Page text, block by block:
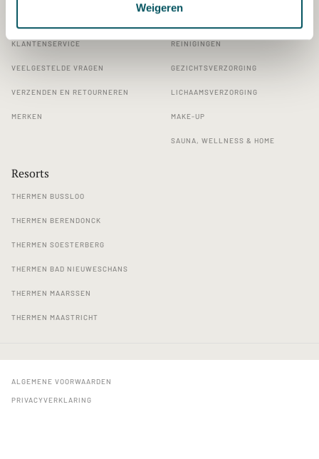
Weigeren
KLANTENSERVICE
VEELGESTELDE VRAGEN
VERZENDEN EN RETOURNEREN
MERKEN
REINIGINGEN
GEZICHTSVERZORGING
LICHAAMSVERZORGING
MAKE-UP
SAUNA, WELLNESS & HOME
Resorts
THERMEN BUSSLOO
THERMEN BERENDONCK
THERMEN SOESTERBERG
THERMEN BAD NIEUWESCHANS
THERMEN MAARSSEN
THERMEN MAASTRICHT
ALGEMENE VOORWAARDEN
PRIVACYVERKLARING